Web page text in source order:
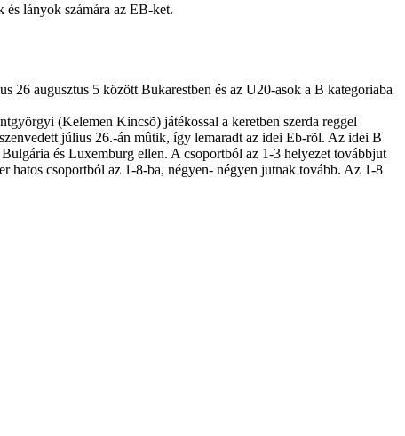
lányok számára az EB-ket.
26 augusztus 5 között Bukarestben és az U20-asok a B kategoriaba
(Kelemen Kincsõ) játékossal a keretben szerda reggel
július 26.-án mûtik, így lemaradt az idei Eb-rõl. Az idei B
és Luxemburg ellen. A csoportból az 1-3 helyezet továbbjut
hatos csoportból az 1-8-ba, négyen- négyen jutnak tovább. Az 1-8